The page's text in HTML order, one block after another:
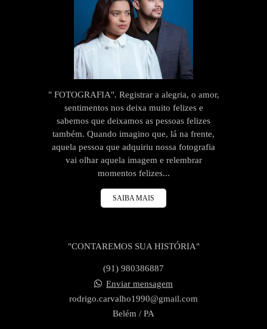
" FOTOGRAFIA". Registrar a alegria, o amor,
sentimentos nos deixa muito felizes e
sabemos que deixamos as pessoas felizes
também. Quando imagino que, lá na frente,
aquela pessoa que adquiriu nossa fotografia
vai olhar aquela imagem e relembrar
momentos felizes...
SAIBA MAIS
"CONTAREMOS SUA HISTÓRIA"
(91) 980386887
Enviar mensagem
rodrigo.carvalho1990@gmail.com
Belém / PA